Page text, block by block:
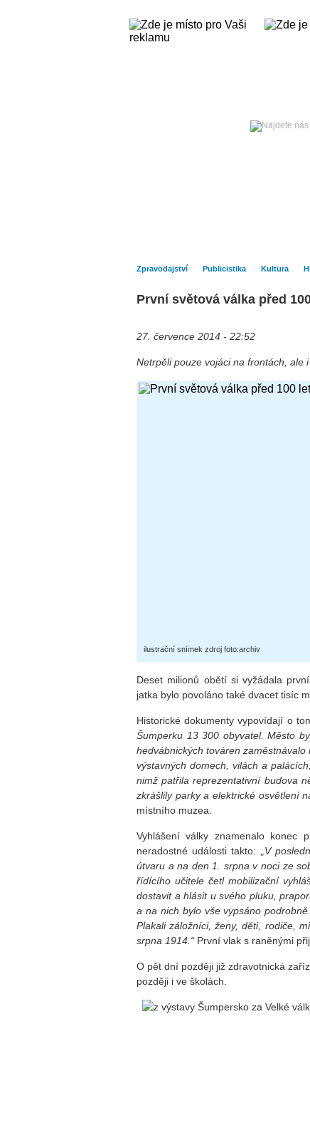
Zpravodajství Publicistika Kultura
První světová válka před
27. července 2014 - 22:52
Netrpěli pouze vojáci na frontách, ale
ilustrační snímek zdroj foto:archiv
Deset milionů obětí si vyžádala
jatka bylo povoláno také dvacet tisíc
Historické dokumenty vypovídají o
Šumperku 13 300 obyvatel. Město
hedvábnických továren
výstavných domech, vilách a
nimž patřila reprezentativní budova
zkrášlily parky a elektrické osvětlení
místního muzea.
Vyhlášení války znamenalo konec
neradostné události takto:
„V
útvaru a na den 1. srpna v noci ze
řídícího učitele četl mobilizační
dostavit a hlásit u svého pluku,
a na nich bylo vše vypsáno
Plakali záložníci, ženy, děti, rodiče,
srpna 1914.“ První vlak s raněnými
O pět dní později již zdravotnická
později i ve školách.